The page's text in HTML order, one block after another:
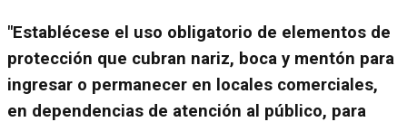
"Establécese el uso obligatorio de elementos de
protección que cubran nariz, boca y mentón para
ingresar o permanecer en locales comerciales,
en dependencias de atención al público, para